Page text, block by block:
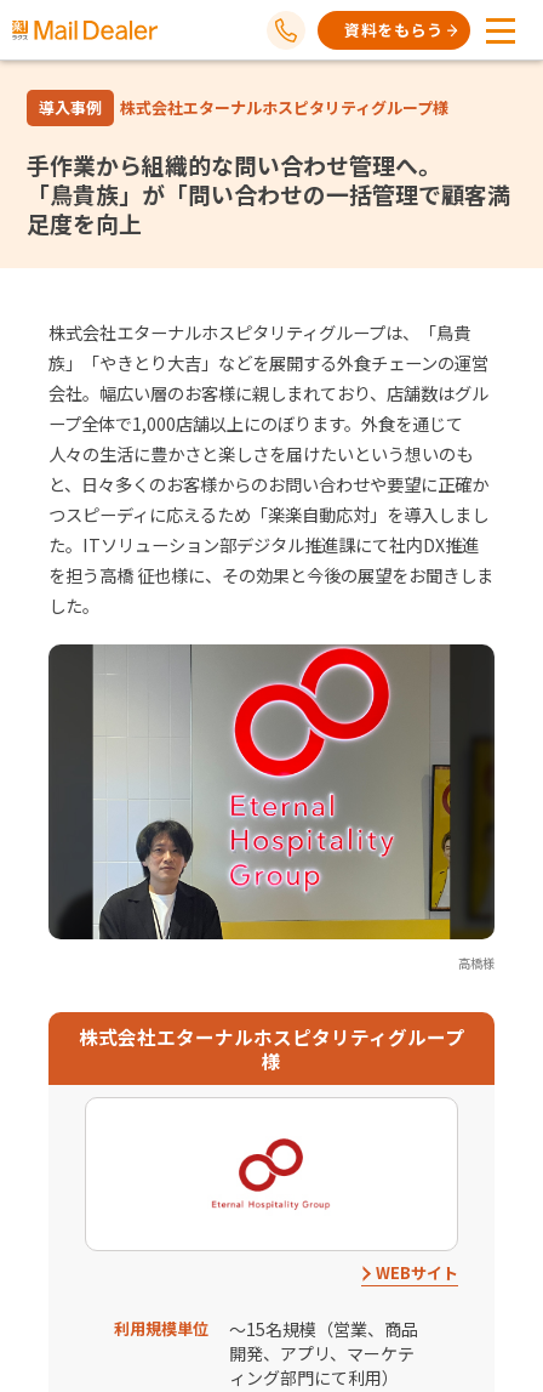
資料をもらう
導入事例 株式会社エターナルホスピタリティグループ様
手作業から組織的な問い合わせ管理へ。
「鳥貴族」が「問い合わせの一括管理で顧客満
足度を向上
株式会社エターナルホスピタリティグループは、「鳥貴
族」「やきとり大吉」などを展開する外食チェーンの運営
会社。幅広い層のお客様に親しまれており、店舗数はグル
ープ全体で1,000店舗以上にのぼります。外食を通じて
人々の生活に豊かさと楽しさを届けたいという想いのも
と、日々多くのお客様からのお問い合わせや要望に正確か
つスピーディに応えるため「楽楽自動応対」を導入しまし
た。ITソリューション部デジタル推進課にて社内DX推進
を担う高橋 征也様に、その効果と今後の展望をお聞きしま
した。
高橋様
株式会社エターナルホスピタリティグループ
様
WEBサイト
利用規模単位
～15名規模（営業、商品
開発、アプリ、マーケテ
ィング部門にて利用）